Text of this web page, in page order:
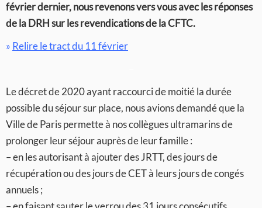
février dernier, nous revenons vers vous avec les réponses
de la DRH sur les revendications de la CFTC.
» Relire le tract du 11 février
Le décret de 2020 ayant raccourci de moitié la durée
possible du séjour sur place, nous avions demandé que la
Ville de Paris permette à nos collègues ultramarins de
prolonger leur séjour auprès de leur famille :
– en les autorisant à ajouter des JRTT, des jours de
récupération ou des jours de CET à leurs jours de congés
annuels ;